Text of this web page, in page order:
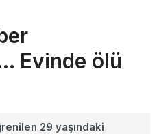
Evinde ölü
29 yaşındaki